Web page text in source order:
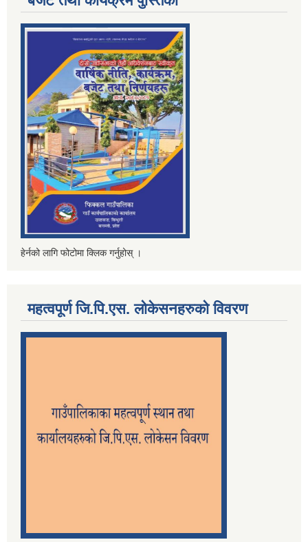
हेर्नको लागि फोटोमा क्लिक गर्नुहोस् ।
महत्वपूर्ण जि.पि.एस. लोकेसनहरुको विवरण